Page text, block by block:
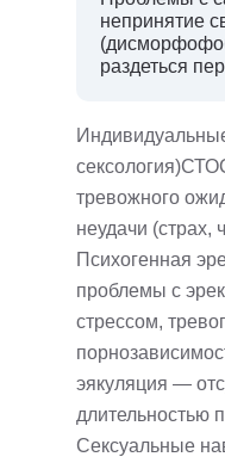
непринятие
раздеться
тревожного
неудачи (страх,
Психогенная
проблемы с
стрессом,
эякуляция —
длительностью
Сексуальные